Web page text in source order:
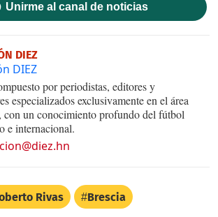
Unirme al canal de noticias
DIEZ
DIEZ
por periodistas, editores y
especializados exclusivamente en el área
con un conocimiento profundo del fútbol
e internacional.
Rivas Brescia